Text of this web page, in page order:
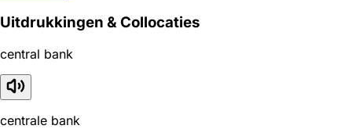
Uitdrukkingen & Collocaties
central bank
centrale bank